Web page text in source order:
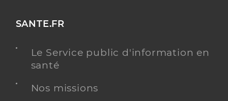
SANTE.FR
Le Service public d'information en
santé
Nos missions